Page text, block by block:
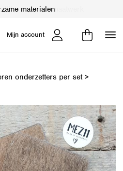
materialen
Mijn account
onderzetters per set>